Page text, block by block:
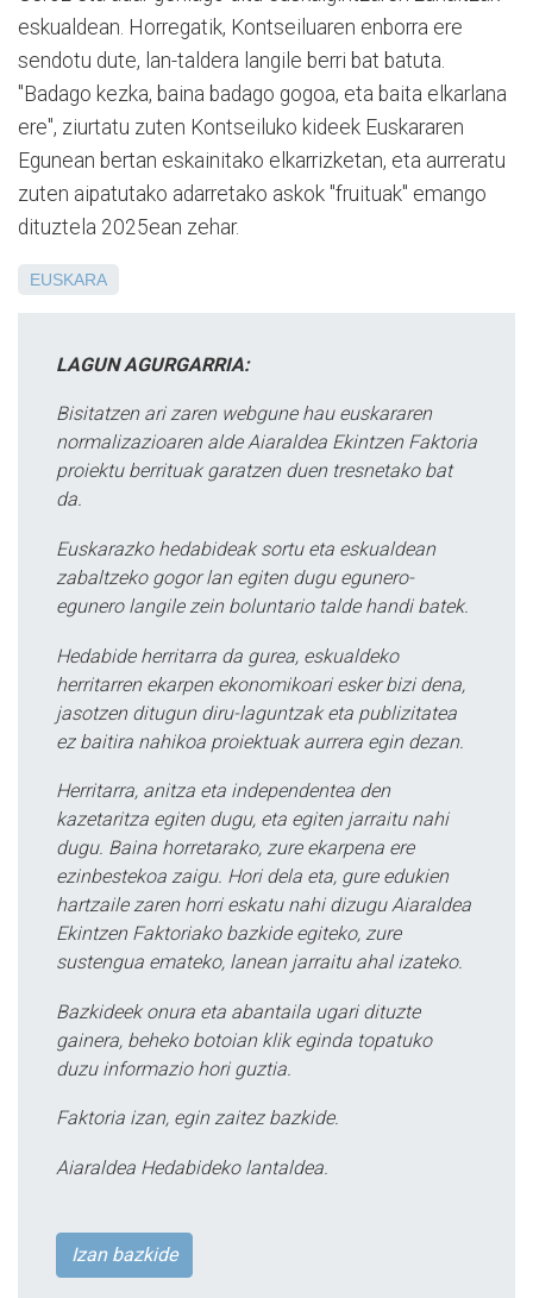
eskualdean. Horregatik, Kontseiluaren enborra ere
sendotu dute, lan-taldera langile berri bat batuta.
"Badago kezka, baina badago gogoa, eta baita elkarlana
ere", ziurtatu zuten Kontseiluko kideek Euskararen
Egunean bertan eskainitako elkarrizketan, eta aurreratu
zuten aipatutako adarretako askok "fruituak" emango
dituztela 2025ean zehar.
EUSKARA
LAGUN AGURGARRIA:
Bisitatzen ari zaren webgune hau euskararen
normalizazioaren alde Aiaraldea Ekintzen Faktoria
proiektu berrituak garatzen duen tresnetako bat
da.
Euskarazko hedabideak sortu eta eskualdean
zabaltzeko gogor lan egiten dugu egunero-
egunero langile zein boluntario talde handi batek.
Hedabide herritarra da gurea, eskualdeko
herritarren ekarpen ekonomikoari esker bizi dena,
jasotzen ditugun diru-laguntzak eta publizitatea
ez baitira nahikoa proiektuak aurrera egin dezan.
Herritarra, anitza eta independentea den
kazetaritza egiten dugu, eta egiten jarraitu nahi
dugu. Baina horretarako, zure ekarpena ere
ezinbestekoa zaigu. Hori dela eta, gure edukien
hartzaile zaren horri eskatu nahi dizugu Aiaraldea
Ekintzen Faktoriako bazkide egiteko, zure
sustengua emateko, lanean jarraitu ahal izateko.
Bazkideek onura eta abantaila ugari dituzte
gainera, beheko botoian klik eginda topatuko
duzu informazio hori guztia.
Faktoria izan, egin zaitez bazkide.
Aiaraldea Hedabideko lantaldea.
Izan bazkide